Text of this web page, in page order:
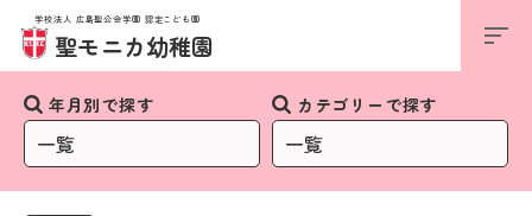
学校法人 広島聖公会学園 認定こども園
聖モニカ幼稚園
年月別で探す カテゴリーで探す